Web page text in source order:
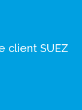
client SUEZ